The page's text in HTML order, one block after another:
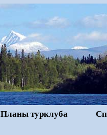
Планы турклуба